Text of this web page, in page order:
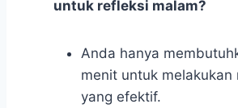
untuk refleksi malam?
Anda hanya
menit untuk melakukan
yang efektif.